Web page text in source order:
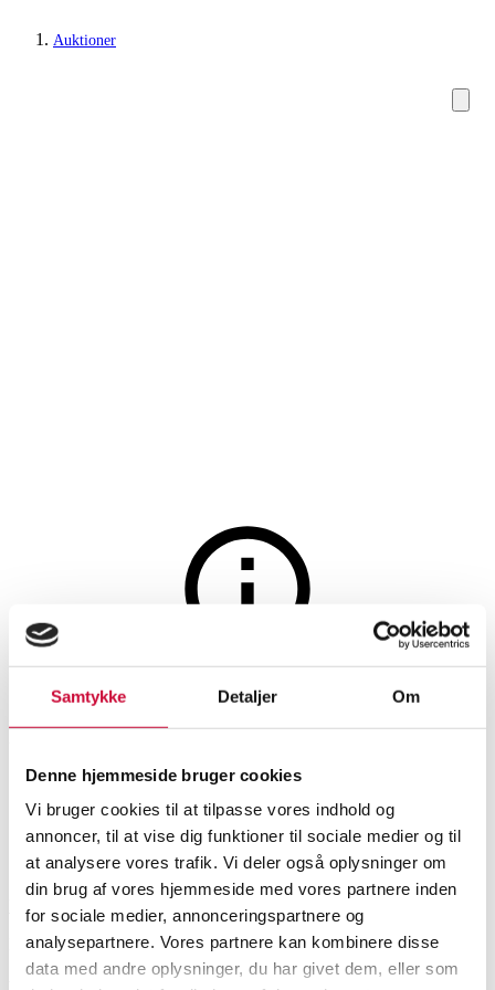
Samtykke Detaljer Om
Denne hjemmeside bruger cookies
Vi bruger cookies til at tilpasse vores indhold og
annoncer, til at vise dig funktioner til sociale medier og til
at analysere vores trafik. Vi deler også oplysninger om
din brug af vores hjemmeside med vores partnere inden
for sociale medier, annonceringspartnere og
analysepartnere. Vores partnere kan kombinere disse
data med andre oplysninger, du har givet dem, eller som
Auktioner
Stole
Nichetto Studio for Wendelbo.
Skammel - Aloe stool
SHOWROOM
Roskilde
VURDERING
DKK
VARENUMMER
6518192
Nyproduceret vareMomsvare